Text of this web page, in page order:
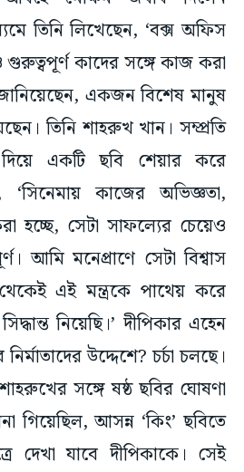
তিনি লিখেছেন, ‘বক্স অফিস
কাদের সঙ্গে কাজ করা
জানিয়েছেন, একজন বিশেষ মানুষ
তিনি শাহরুখ খান। সম্প্রতি
একটি ছবি শেয়ার করে
‘সিনেমায় কাজের অভিজ্ঞতা,
হচ্ছে, সেটা সাফল্যের চেয়েও
আমি মনেপ্রাণে সেটা বিশ্বাস
এই মন্ত্রকে পাথেয় করে
নিয়েছি।’ দীপিকার এহেন
উদ্দেশে? চর্চা চলছে।
সঙ্গে ষষ্ঠ ছবির ঘোষণা
গিয়েছিল, আসন্ন ‘কিং’ ছবিতে
দেখা যাবে দীপিকাকে। সেই